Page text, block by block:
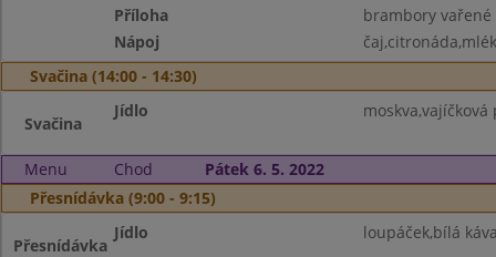
Příloha
brambory vařené
Nápoj
Svačina (14:00 - 14:30)
Svačina
Jídlo
Menu Chod
Pátek 6. 5. 2022
Přesnídávka (9:00 - 9:15)
Přesnídávka
Jídlo loupáček,bílá